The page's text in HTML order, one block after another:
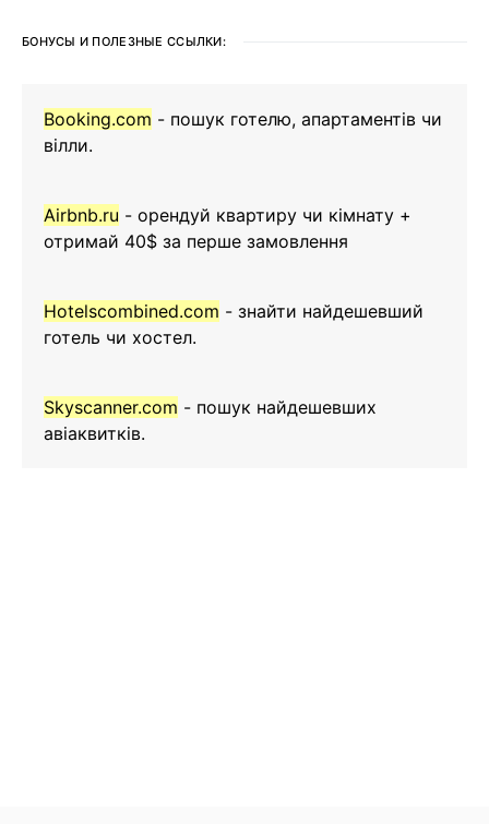
БОНУСЫ И ПОЛЕЗНЫЕ ССЫЛКИ:
Booking.com - пошук готелю, апартаментів чи
вілли.
Airbnb.ru - орендуй квартиру чи кімнату +
отримай 40$ за перше замовлення
Hotelscombined.com - знайти найдешевший
готель чи хостел.
Skyscanner.com - пошук найдешевших
авіаквитків.